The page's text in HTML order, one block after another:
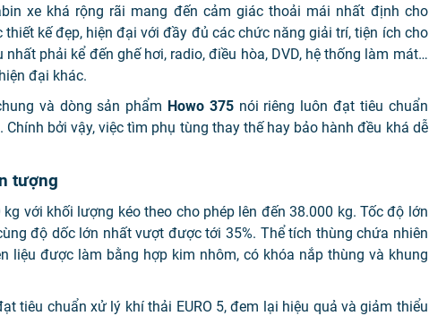
xe khá rộng rãi mang đến cảm giác thoải mái nhất định cho
kế đẹp, hiện đại với đầy đủ các chức năng giải trí, tiện ích cho
phải kể đến ghế hơi, radio, điều hòa, DVD, hệ thống làm mát…
đại khác.
và dòng sản phẩm Howo 375nói riêng luôn đạt tiêu chuẩn
bởi vậy, việc tìm phụ tùng thay thế hay bảo hành đều khá dễ
tượng
với khối lượng kéo theo cho phép lên đến 38.000 kg. Tốc độ lớn
độ dốc lớn nhất vượt được tới 35%. Thể tích thùng chứa nhiên
liệu được làm bằng hợp kim nhôm, có khóa nắp thùng và khung
tiêu chuẩn xử lý khí thải EURO 5, đem lại hiệu quả và giảm thiểu